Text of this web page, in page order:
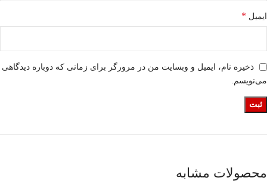
ایمیل *
ذخیره نام، ایمیل و وبسایت من در مرورگر برای زمانی که دوباره دیدگاهی
می‌نویسم.
محصولات مشابه